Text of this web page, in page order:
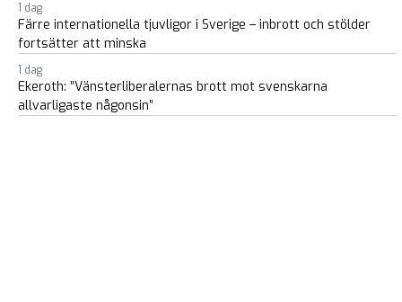
1 dag
Färre internationella tjuvligor i Sverige – inbrott och stölder
fortsätter att minska
1 dag
Ekeroth: ”Vänsterliberalernas brott mot svenskarna
allvarligaste någonsin”